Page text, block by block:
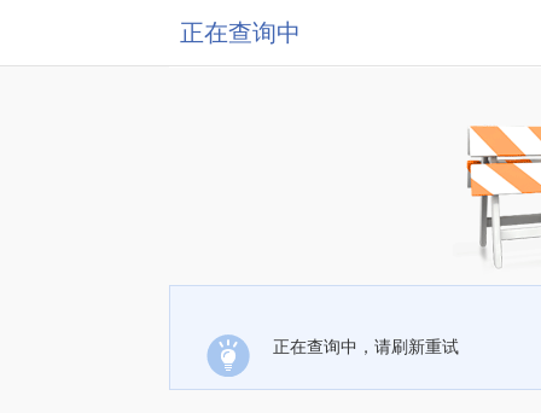
正在查询中
正在查询中，请刷新重试